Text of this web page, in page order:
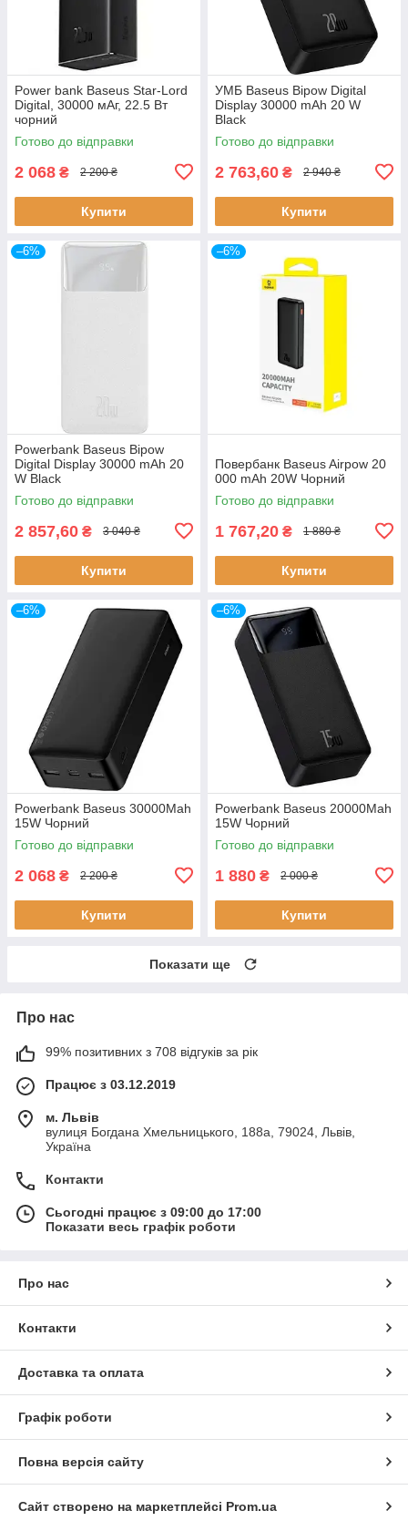
Power bank Baseus Star-Lord
Digital, 30000 мАг, 22.5 Вт
чорний
Готово до відправки
2 068 ₴ 2 200 ₴
Купити
УМБ Baseus Bipow Digital
Display 30000 mAh 20 W
Black
Готово до відправки
2 763,60 ₴ 2 940 ₴
Купити
–6%
Powerbank Baseus Bipow
Digital Display 30000 mAh 20
W Black
Готово до відправки
2 857,60 ₴ 3 040 ₴
Купити
–6%
Повербанк Baseus Airpow 20
000 mAh 20W Чорний
Готово до відправки
1 767,20 ₴ 1 880 ₴
Купити
–6%
Powerbank Baseus 30000Mah
15W Чорний
Готово до відправки
2 068 ₴ 2 200 ₴
Купити
–6%
Powerbank Baseus 20000Mah
15W Чорний
Готово до відправки
1 880 ₴ 2 000 ₴
Купити
Показати ще
Про нас
99% позитивних з 708 відгуків за рік
Працює з 03.12.2019
м. Львів
вулиця Богдана Хмельницького, 188а, 79024, Львів,
Україна
Контакти
Сьогодні працює з 09:00 до 17:00
Показати весь графік роботи
Про нас
Контакти
Доставка та оплата
Графік роботи
Повна версія сайту
Сайт створено на маркетплейсі Prom.ua